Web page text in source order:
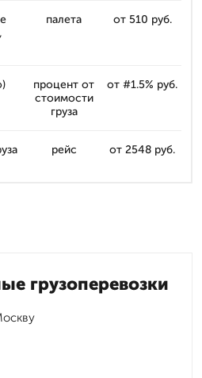
палета от 510 руб.
процент от
стоимости
груза
от #1.5% руб.
рейс от 2548 руб.
грузоперевозки